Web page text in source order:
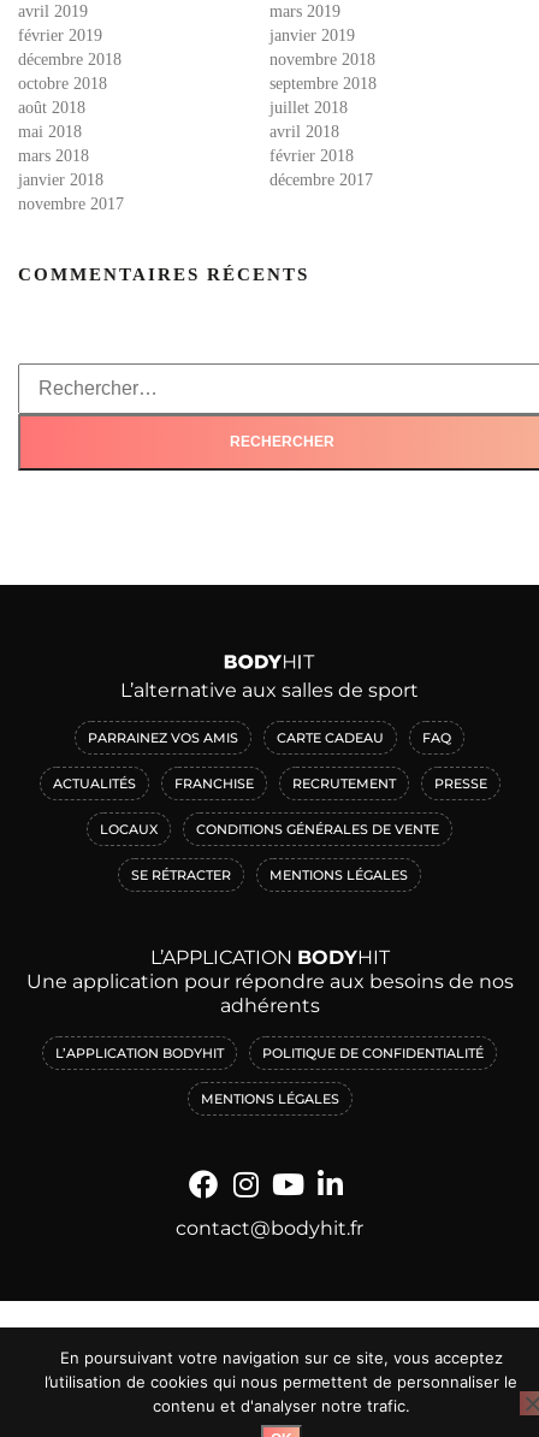
avril 2019
mars 2019
février 2019
janvier 2019
décembre 2018
novembre 2018
octobre 2018
septembre 2018
août 2018
juillet 2018
mai 2018
avril 2018
mars 2018
février 2018
janvier 2018
décembre 2017
novembre 2017
COMMENTAIRES RÉCENTS
L’alternative aux salles de sport
PARRAINEZ VOS AMIS CARTE CADEAU FAQ
ACTUALITÉS FRANCHISE RECRUTEMENT PRESSE
LOCAUX CONDITIONS GÉNÉRALES DE VENTE
SE RÉTRACTER MENTIONS LÉGALES
L’APPLICATION BODYHIT
Une application pour répondre aux besoins de nos
adhérents
L’APPLICATION BODYHIT POLITIQUE DE CONFIDENTIALITÉ
MENTIONS LÉGALES
contact@bodyhit.fr
En poursuivant votre navigation sur ce site, vous acceptez
l’utilisation de cookies qui nous permettent de personnaliser le
contenu et d'analyser notre trafic.